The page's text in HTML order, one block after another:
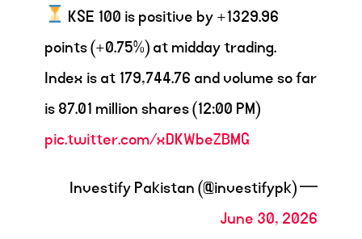
KSE 100 is positive by +1329.96
points (+0.75%) at midday trading.
Index is at 179,744.76 and volume so far
is 87.01 million shares (12:00 PM)
pic.twitter.com/xDKWbeZBMG
— Investify Pakistan (@investifypk)
June 30, 2026